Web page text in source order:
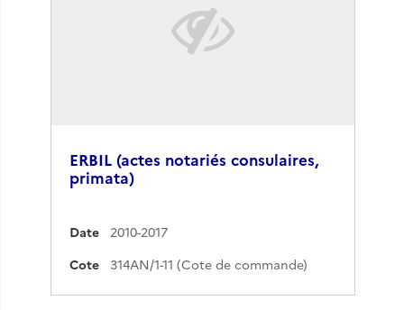
ERBIL (actes notariés consulaires,
primata)
Date
2010-2017
Cote
314AN/1-11 (Cote de commande)